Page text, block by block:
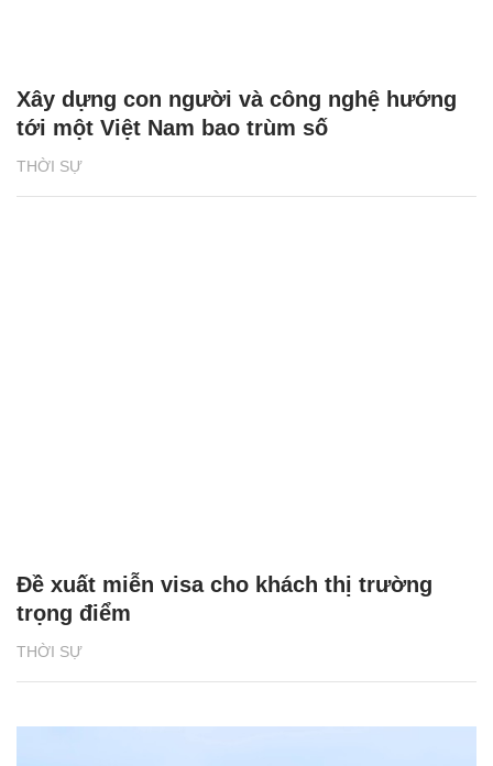
THỜI SỰ
Xây dựng con người và công nghệ hướng
tới một Việt Nam bao trùm số
THỜI SỰ
Đề xuất miễn visa cho khách thị trường
trọng điểm